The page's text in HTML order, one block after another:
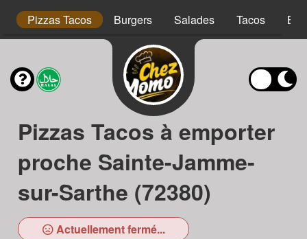
Pizzas Tacos Burgers Salades Tacos
Pizzas Tacos à emporter
proche Sainte-Jamme-
sur-Sarthe (72380)
Actuellement fermé...